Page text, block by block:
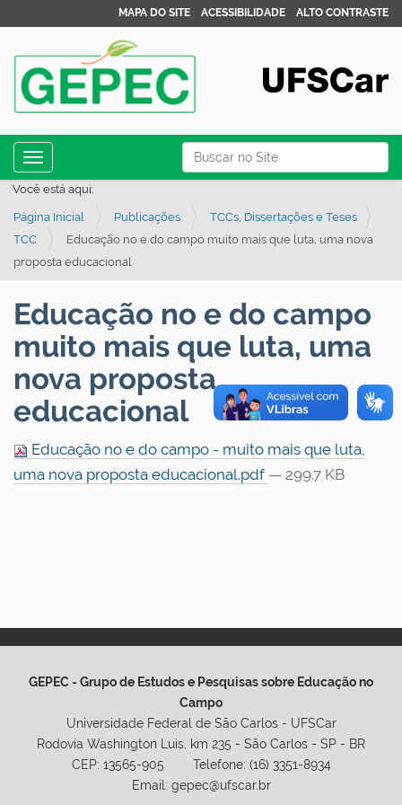
Busca
Busca Avançada…
MAPA DO SITE ACESSIBILIDADE ALTO CONTRASTE
Toggle navigation
Você está aqui:
Página Inicial Publicações
TCCs, Dissertações e Teses
TCC
Educação no e do campo muito mais que luta, uma nova
proposta educacional
Educação no e do campo
muito mais que luta, uma
nova proposta
educacional
Educação no e do campo - muito mais que luta,
uma nova proposta educacional.pdf — 299.7 KB
GEPEC - Grupo de Estudos e Pesquisas sobre Educação no
Campo
Universidade Federal de São Carlos - UFSCar
Rodovia Washington Luis, km 235 - São Carlos - SP - BR
CEP: 13565-905 Telefone: (16) 3351-8934
Email: gepec@ufscar.br